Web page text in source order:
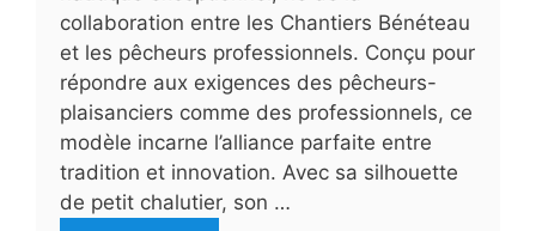
collaboration entre les Chantiers Bénéteau
et les pêcheurs professionnels. Conçu pour
répondre aux exigences des pêcheurs-
plaisanciers comme des professionnels, ce
modèle incarne l’alliance parfaite entre
tradition et innovation. Avec sa silhouette
de petit chalutier, son …